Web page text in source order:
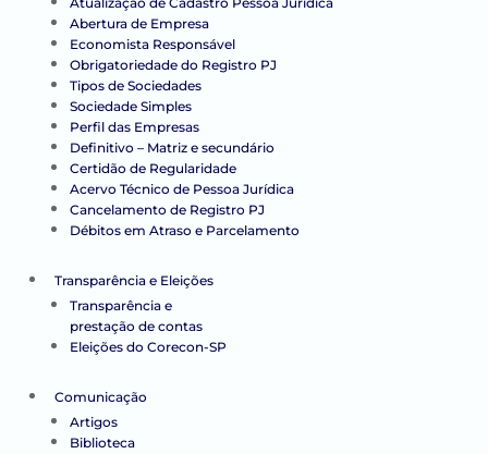
Abertura de Empresa
Economista Responsável
Obrigatoriedade do Registro PJ
Tipos de Sociedades
Sociedade Simples
Perfil das Empresas
Definitivo – Matriz e secundário
Certidão de Regularidade
Acervo Técnico de Pessoa Jurídica
Cancelamento de Registro PJ
Débitos em Atraso e Parcelamento
Transparência e Eleições
Transparência e
prestação de contas
Eleições do Corecon-SP
Comunicação
Artigos
Biblioteca